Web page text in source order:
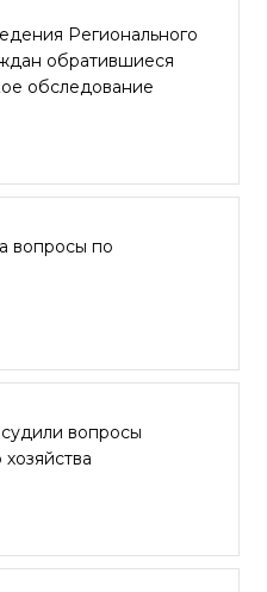
Регионального
обратившиеся
обследование
вопросы по
вопросы